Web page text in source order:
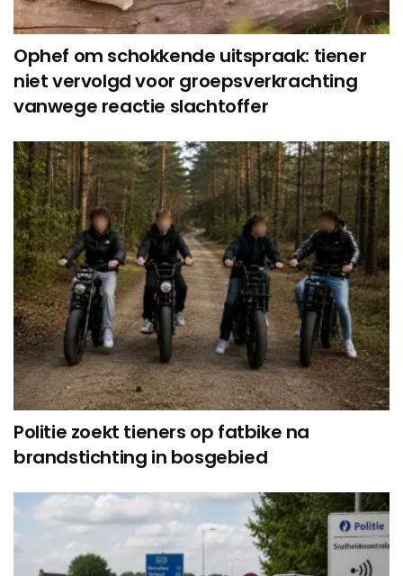
Ophef om schokkende uitspraak: tiener
niet vervolgd voor groepsverkrachting
vanwege reactie slachtoffer
Politie zoekt tieners op fatbike na
brandstichting in bosgebied